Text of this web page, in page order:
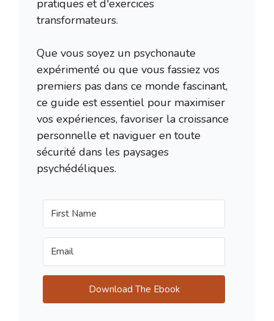
pratiques et d'exercices
transformateurs.
Que vous soyez un psychonaute
expérimenté ou que vous fassiez vos
premiers pas dans ce monde fascinant,
ce guide est essentiel pour maximiser
vos expériences, favoriser la croissance
personnelle et naviguer en toute
sécurité dans les paysages
psychédéliques.
Download The Ebook